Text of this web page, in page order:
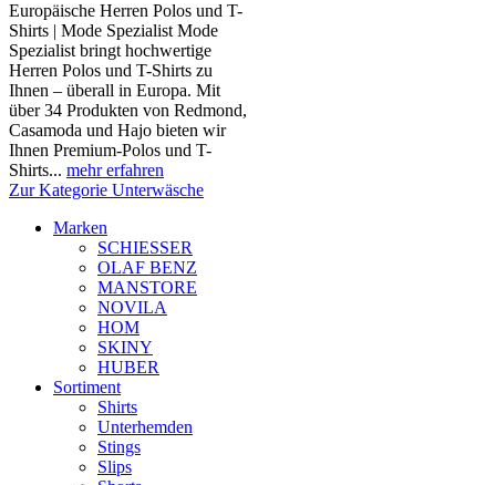
Europäische Herren Polos und T-
Shirts | Mode Spezialist Mode
Spezialist bringt hochwertige
Herren Polos und T-Shirts zu
Ihnen – überall in Europa. Mit
über 34 Produkten von Redmond,
Casamoda und Hajo bieten wir
Ihnen Premium-Polos und T-
Shirts... mehr erfahren
Zur Kategorie Unterwäsche
Marken
SCHIESSER
OLAF BENZ
MANSTORE
NOVILA
HOM
SKINY
HUBER
Sortiment
Shirts
Unterhemden
Stings
Slips